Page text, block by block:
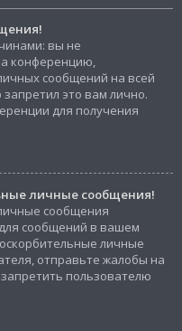
вы не
конференцию,
сообщений на всей
это вам лично.
для получения
личные сообщения!
сообщения
сообщений в вашем
личные
отправьте жалобы на
пользователю